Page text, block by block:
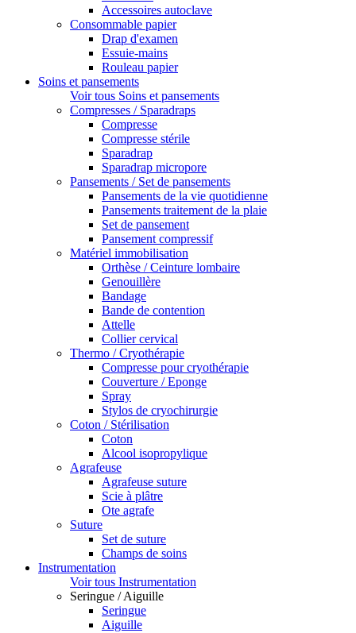
Accessoires autoclave
Consommable papier
Drap d'examen
Essuie-mains
Rouleau papier
Soins et pansements
Voir tous Soins et pansements
Compresses / Sparadraps
Compresse
Compresse stérile
Sparadrap
Sparadrap micropore
Pansements / Set de pansements
Pansements de la vie quotidienne
Pansements traitement de la plaie
Set de pansement
Pansement compressif
Matériel immobilisation
Orthèse / Ceinture lombaire
Genouillère
Bandage
Bande de contention
Attelle
Collier cervical
Thermo / Cryothérapie
Compresse pour cryothérapie
Couverture / Eponge
Spray
Stylos de cryochirurgie
Coton / Stérilisation
Coton
Alcool isopropylique
Agrafeuse
Agrafeuse suture
Scie à plâtre
Ote agrafe
Suture
Set de suture
Champs de soins
Instrumentation
Voir tous Instrumentation
Seringue / Aiguille
Seringue
Aiguille